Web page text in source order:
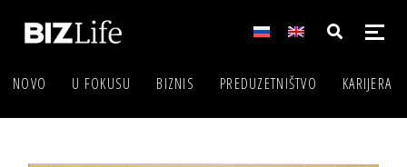
NOVO U FOKUSU BIZNIS PREDUZETNIŠTVO KARIJERA